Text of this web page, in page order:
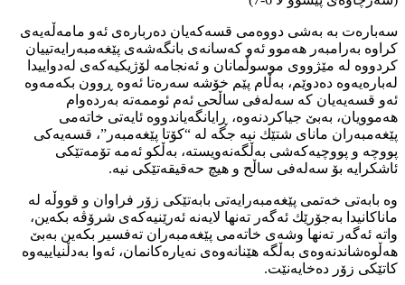
سەبارەت بە بەشی دووەمی قسەكەیان دەربارەی ئەو مامەڵەیەی
كراوە بەرامبەر هەموو ئەو كەسانەی بانگەشەی پێغەمبەرایەتییان
كردووە لە مێژووی موسوڵمانان و ئەنجامە لۆژیكیەكەی لەدواییدا
لەبارەیەوە دەدوێم، بەڵام پێم خۆشە سەرەتا ئەوە ڕوون بكەمەوە
ئەو قسەیەیان كە سەلەفی ساڵحی ئەم ئوممەتە بەردەوام
هەموویان، بەبێ جیاكردنەوە، ڕایانگەیاندووە ئایەتی خاتەمی
پێغەمبەران مانای شتێك نیە جگە لە “كۆتا پێغەمبەر”، قسەیەكی
پووچە و پووچیەكەشی بەڵگەنەویستە، بەڵكو ئەمە تۆمەتێكی
ئاشكرایە بۆ سەلەفی ساڵح و هیچ حەقیقەتێكی نیە.
وە بابەتی خەتمی پێغەمبەرایەتی بابەتێكی زۆر فراوان و قووڵە لە
ماناكانیدا بەجۆرێك ئەگەر تەنھا لایەنە ئەرێنیەكەی شرۆڤە بكەین،
واتە ئەگەر تەنھا وشەی خاتەمی پێغەمبەران تەفسیر بكەین بەبێ
هەڵوەشاندنەوەی بەڵگە هێنانەوەی نەیارەكانمان، ئەوا بەدڵنیاییەوە
كاتێكی زۆر دەخایەنێت.